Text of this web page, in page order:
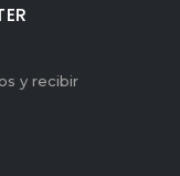
y recibir